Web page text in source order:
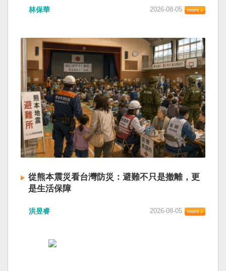
林保華 2026-08-05
從熊本震災看台灣防災：避難不只是撤離，更
是生活保障
洪昱睿 2026-08-05